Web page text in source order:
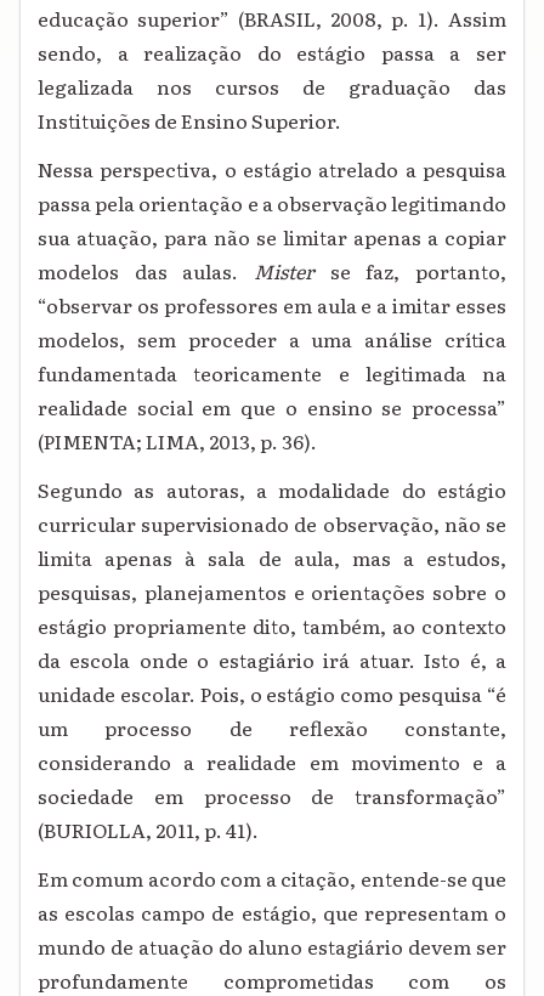
educação superior” (BRASIL, 2008, p. 1). Assim
sendo, a realização do estágio passa a ser
legalizada nos cursos de graduação das
Instituições de Ensino Superior.
Nessa perspectiva, o estágio atrelado a pesquisa
passa pela orientação e a observação legitimando
sua atuação, para não se limitar apenas a copiar
modelos das aulas. Mister se faz, portanto,
“observar os professores em aula e a imitar esses
modelos, sem proceder a uma análise crítica
fundamentada teoricamente e legitimada na
realidade social em que o ensino se processa”
(PIMENTA; LIMA, 2013, p. 36).
Segundo as autoras, a modalidade do estágio
curricular supervisionado de observação, não se
limita apenas à sala de aula, mas a estudos,
pesquisas, planejamentos e orientações sobre o
estágio propriamente dito, também, ao contexto
da escola onde o estagiário irá atuar. Isto é, a
unidade escolar. Pois, o estágio como pesquisa “é
um processo de reflexão constante,
considerando a realidade em movimento e a
sociedade em processo de transformação”
(BURIOLLA, 2011, p. 41).
Em comum acordo com a citação, entende-se que
as escolas campo de estágio, que representam o
mundo de atuação do aluno estagiário devem ser
profundamente comprometidas com os